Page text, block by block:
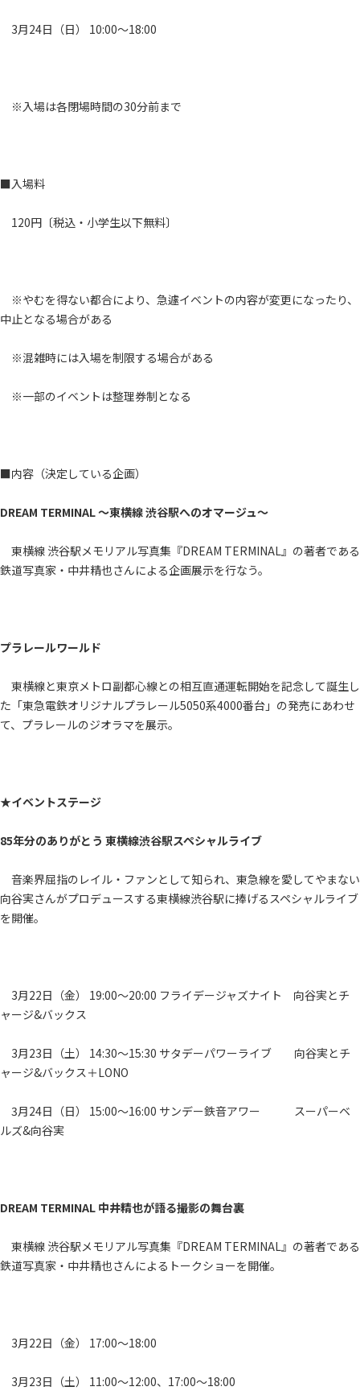
3月24日（日） 10:00～18:00
※入場は各閉場時間の30分前まで
■入場料
120円〔税込・小学生以下無料〕
※やむを得ない都合により、急遽イベントの内容が変更になったり、
中止となる場合がある
※混雑時には入場を制限する場合がある
※一部のイベントは整理券制となる
■内容（決定している企画）
DREAM TERMINAL ～東横線 渋谷駅へのオマージュ～
東横線 渋谷駅メモリアル写真集『DREAM TERMINAL』の著者である
鉄道写真家・中井精也さんによる企画展示を行なう。
プラレールワールド
東横線と東京メトロ副都心線との相互直通運転開始を記念して誕生し
た「東急電鉄オリジナルプラレール5050系4000番台」の発売にあわせ
て、プラレールのジオラマを展示。
★イベントステージ
85年分のありがとう 東横線渋谷駅スペシャルライブ
音楽界屈指のレイル・ファンとして知られ、東急線を愛してやまない
向谷実さんがプロデュースする東横線渋谷駅に捧げるスペシャルライブ
を開催。
3月22日（金） 19:00～20:00 フライデージャズナイト 向谷実とチ
ャージ&バックス
3月23日（土） 14:30～15:30 サタデーパワーライブ 向谷実とチ
ャージ&バックス＋LONO
3月24日（日） 15:00～16:00 サンデー鉄音アワー スーパーベ
ルズ&向谷実
DREAM TERMINAL 中井精也が語る撮影の舞台裏
東横線 渋谷駅メモリアル写真集『DREAM TERMINAL』の著者である
鉄道写真家・中井精也さんによるトークショーを開催。
3月22日（金） 17:00～18:00
3月23日（土） 11:00～12:00、17:00～18:00